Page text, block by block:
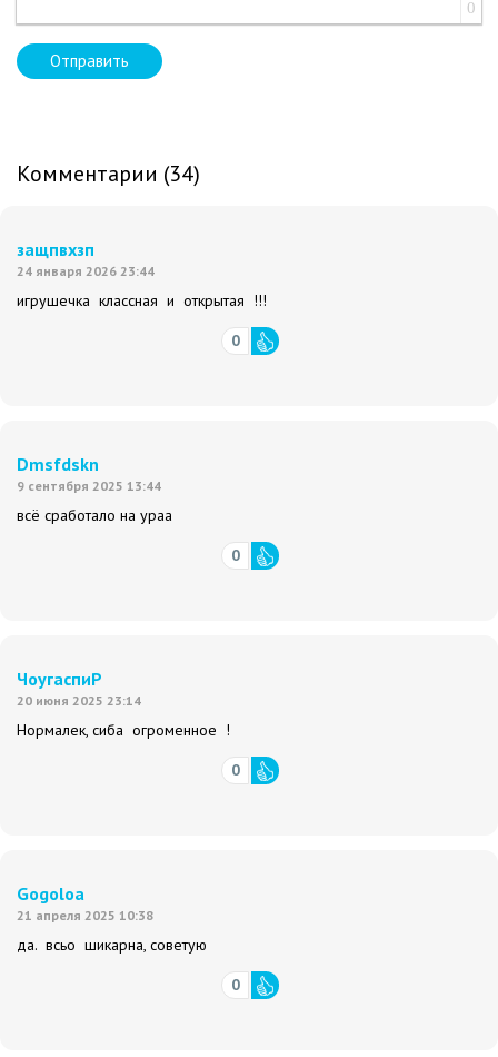
0
Отправить
Комментарии (34)
защпвхзп
24 января 2026 23:44
игрушечка классная и открытая !!!
0
Dmsfdskn
9 сентября 2025 13:44
всё сработало на ураа
0
ЧоугаспиР
20 июня 2025 23:14
Нормалек, сиба огроменное !
0
Gogoloa
21 апреля 2025 10:38
да. всьо шикарна, советую
0